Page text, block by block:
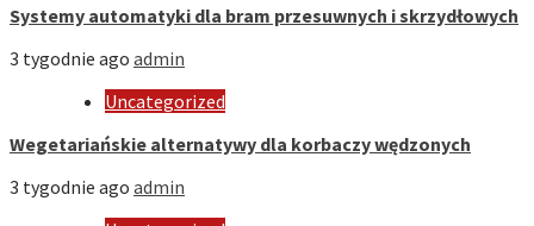
Systemy automatyki dla bram przesuwnych i skrzydłowych
3 tygodnie ago admin
Uncategorized
Wegetariańskie alternatywy dla korbaczy wędzonych
3 tygodnie ago admin